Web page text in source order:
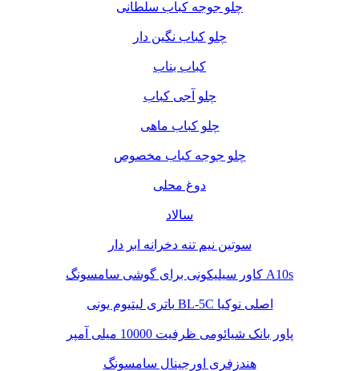
چلو جوجه کباب سلطانی
چلو کباب نگین دار
کباب بناب
چلو آجی کباب
چلو کباب ماهی
چلو جوجه کباب مخصوص
دوغ محلی
سالاد
سوتین نیم تنه دخرانه ابر دار
کاور سیلیکونی برای گوشی سامسونگ A10s
باتری لیتیوم یونی BL-5C اصلی نوکیا
پاور بانک شیائومی ظرفیت 10000 میلی آمپر
هندزفری اورجینال سامسونگ